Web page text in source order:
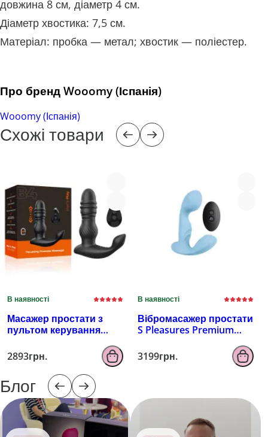
довжина 8 см, діаметр 4 см.
Діаметр хвостика: 7,5 см.
Матеріал: пробка — метал; хвостик — поліестер.
Про бренд Wooomy (Іспанія)
Wooomy (Іспанія)
Схожі товари
В наявності
Масажер простати з
пультом керування
B4
2893грн.
В наявності
Вібромасажер простати
S Pleasures Premium
рельєфом, 10 режимів
вібрації
3199грн.
Блог